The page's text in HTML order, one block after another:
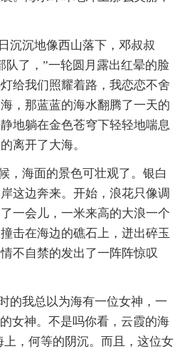
沉沉地像西山落下，邓叔叔
队了，”一轮圆月露出红晕的脸
给我们照耀着路，我恋恋不舍
，那蓝蓝的海水翻腾了一天的
地躺在金色苍穹下轻轻地喘息
离开了大海。
，海面的景色可壮观了。银白
这边奔来。开始，浪花只像调
一会儿，一米来高的大浪一个
击在海边的礁石上，迸出碎玉
不自禁的发出了一阵阵惊叹
的我总以为海有一位女神，一
女神。不是吗你看，云霞的海
上，何等的阴沉。而且，这位女